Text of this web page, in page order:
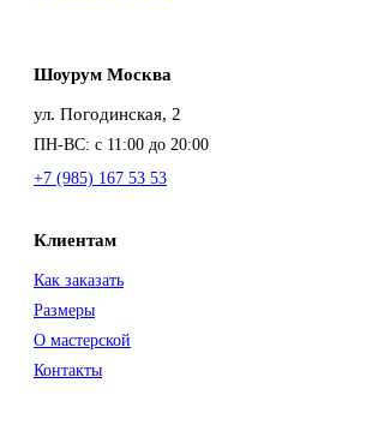
Шоурум Москва
ул. Погодинская, 2
ПН-ВС: с 11:00 до 20:00
+7 (985) 167 53 53
Клиентам
Как заказать
Размеры
О мастерской
Контакты